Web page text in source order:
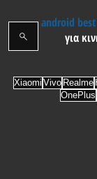
android
για
Xiaomi Vivo Realme
OnePlus